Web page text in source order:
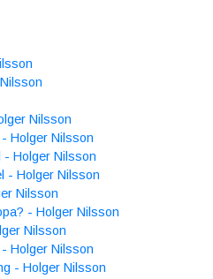
Nilsson
Holger Nilsson
Holger Nilsson
- Holger Nilsson
Nilsson
- Holger Nilsson
Nilsson
Holger Nilsson
- Holger Nilsson